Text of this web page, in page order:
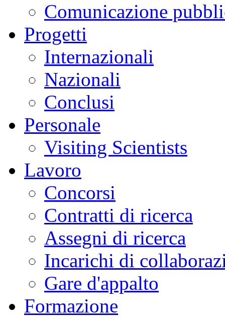
Comunicazione
Progetti
Internazionali
Nazionali
Conclusi
Personale
Visiting Scientists
Lavoro
Concorsi
Contratti di ricerca
Assegni di ricerca
Incarichi di
Gare d'appalto
Formazione